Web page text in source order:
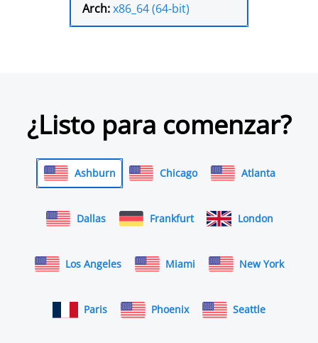
Arch:x86_64 (64-bit)
¿Listo para comenzar?
Ashburn Chicago Atlanta
Dallas Frankfurt London
Los Angeles Miami New York
Paris Phoenix Seattle